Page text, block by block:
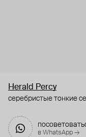
Herald Percy
серебристые тонкие
в WhatsApp →